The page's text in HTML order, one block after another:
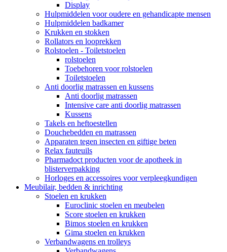
Display
Hulpmiddelen voor oudere en gehandicapte mensen
Hulpmiddelen badkamer
Krukken en stokken
Rollators en looprekken
Rolstoelen - Toiletstoelen
rolstoelen
Toebehoren voor rolstoelen
Toiletstoelen
Anti doorlig matrassen en kussens
Anti doorlig matrassen
Intensive care anti doorlig matrassen
Kussens
Takels en heftoestellen
Douchebedden en matrassen
Apparaten tegen insecten en giftige beten
Relax fauteuils
Pharmadoct producten voor de apotheek in
blisterverpakking
Horloges en accessoires voor verpleegkundigen
Meubilair, bedden & inrichting
Stoelen en krukken
Euroclinic stoelen en meubelen
Score stoelen en krukken
Bimos stoelen en krukken
Gima stoelen en krukken
Verbandwagens en trolleys